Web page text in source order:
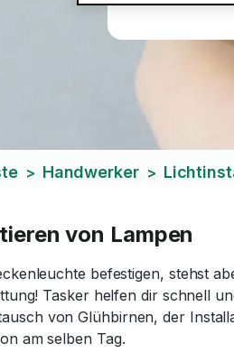
> Handwerker >
von Lampen
befestigen, stehst
Tasker helfen dir schnell
von Glühbirnen, der
am selben Tag.